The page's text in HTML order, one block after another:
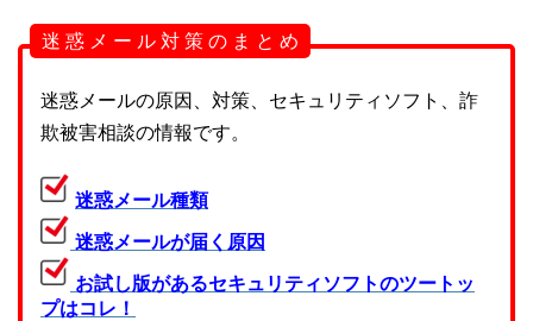
迷 惑 メ ー ル 対 策 の ま と め
迷惑メールの原因、対策、セキュリティソフト、詐
欺被害相談の情報です。
迷惑メール種類
迷惑メールが届く原因
お試し版があるセキュリティソフトのツートッ
プはコレ！